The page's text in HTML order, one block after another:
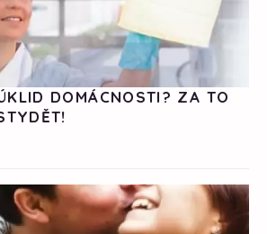
DOMÁCNOSTI? ZA TO